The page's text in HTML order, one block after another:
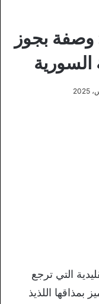
بجوز
السورية
التي ترجع
بمذاقها اللذيذ